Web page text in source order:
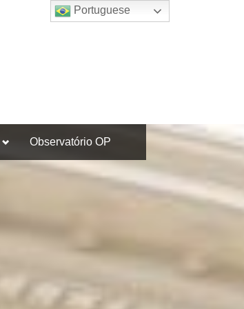
Toggle
menu
Observatório OP
Portuguese